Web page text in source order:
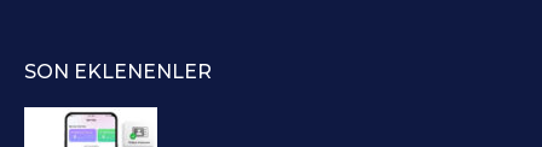
SON EKLENENLER